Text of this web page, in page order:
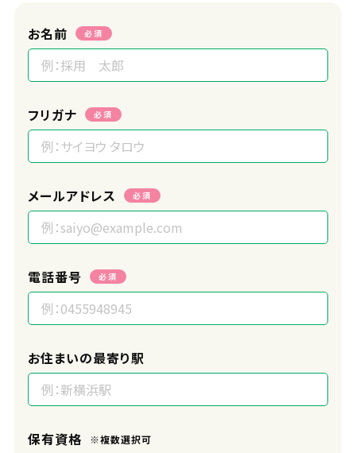
お名前 必須
フリガナ 必須
メールアドレス 必須
電話番号 必須
お住まいの最寄り駅
保有資格 ※複数選択可